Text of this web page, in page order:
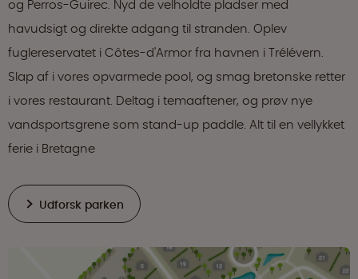
og Perros-Guirec. Nyd de velholdte pladser med
havudsigt og direkte adgang til stranden. Oplev
fuglereservatet i Côtes-d'Armor fra havnen i Trélévern.
Slap af i vores opvarmede pool, og smag bretonske retter
i vores restaurant. Deltag i temaaftener, og prøv nye
vandsportsgrene som stand-up paddle. Alt til en vellykket
ferie i Bretagne
Udforsk parken